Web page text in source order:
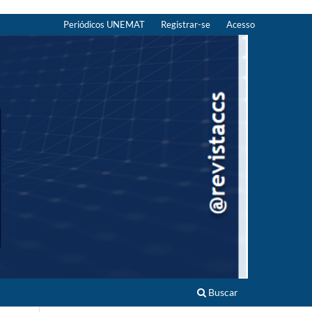
Buscar
Periódicos UNEMAT Registrar-se Acesso